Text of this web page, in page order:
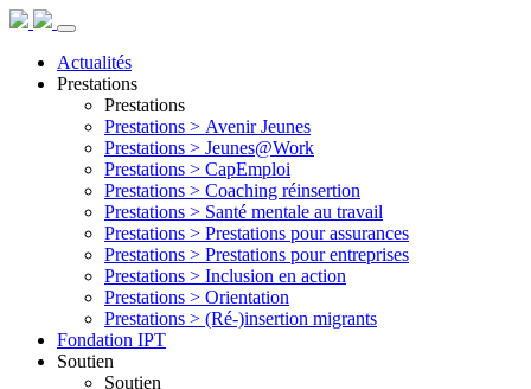
Actualités
Prestations
Prestations
Prestations > Avenir Jeunes
Prestations > Jeunes@Work
Prestations > CapEmploi
Prestations > Coaching réinsertion
Prestations > Santé mentale au travail
Prestations > Prestations pour assurances
Prestations > Prestations pour entreprises
Prestations > Inclusion en action
Prestations > Orientation
Prestations > (Ré-)insertion migrants
Fondation IPT
Soutien
Soutien